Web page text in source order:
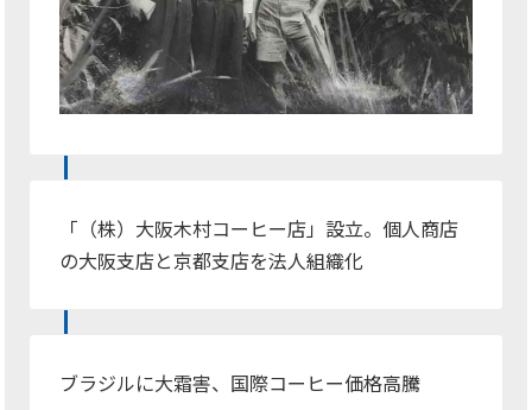
「（株）大阪木村コーヒー店」設立。個人商店
の大阪支店と京都支店を法人組織化
ブラジルに大霜害、国際コーヒー価格高騰